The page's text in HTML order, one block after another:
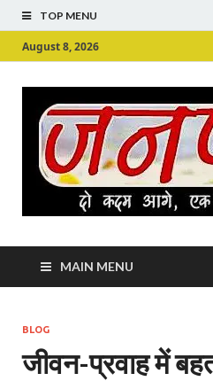
TOP MENU
August 8, 2026
MAIN MENU
BLOG
जीवन-प्रवाह में